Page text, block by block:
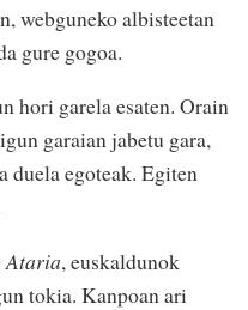
webguneko albisteetan
gure gogoa.
hori garela esaten. Orain
garaian jabetu gara,
duela egoteak. Egiten
Ataria, euskaldunok
tokia. Kanpoan ari